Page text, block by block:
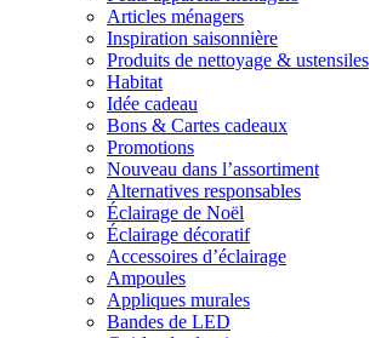
Articles ménagers
Inspiration saisonnière
Produits de nettoyage & ustensiles
Habitat
Idée cadeau
Bons & Cartes cadeaux
Promotions
Nouveau dans l’assortiment
Alternatives responsables
Éclairage de Noël
Éclairage décoratif
Accessoires d’éclairage
Ampoules
Appliques murales
Bandes de LED